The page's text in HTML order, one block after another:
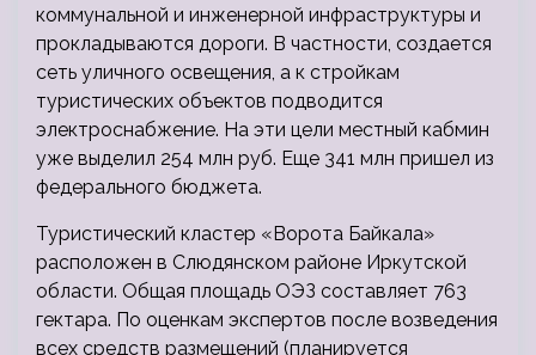
коммунальной и инженерной инфраструктуры и
прокладываются дороги. В частности, создается
сеть уличного освещения, а к стройкам
туристических объектов подводится
электроснабжение. На эти цели местный кабмин
уже выделил 254 млн руб. Еще 341 млн пришел из
федерального бюджета.
Туристический кластер «Ворота Байкала»
расположен в Слюдянском районе Иркутской
области. Общая площадь ОЭЗ составляет 763
гектара. По оценкам экспертов после возведения
всех средств размещений (планируется